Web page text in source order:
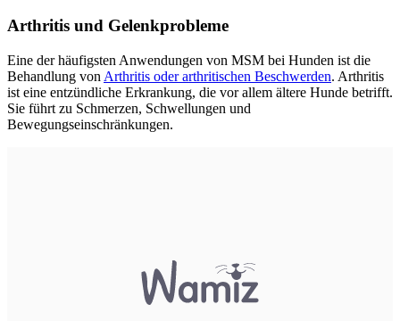
Arthritis und Gelenkprobleme
Eine der häufigsten Anwendungen von MSM bei Hunden ist die
Behandlung von Arthritis oder arthritischen Beschwerden. Arthritis
ist eine entzündliche Erkrankung, die vor allem ältere Hunde betrifft.
Sie führt zu Schmerzen, Schwellungen und
Bewegungseinschränkungen.